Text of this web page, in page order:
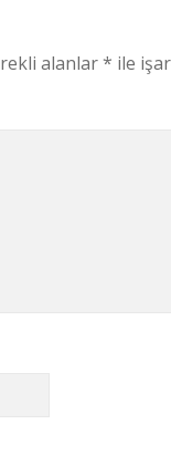
alanlar* ile